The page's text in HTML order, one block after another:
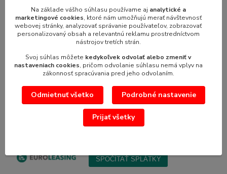
Stolné kutre Robot Coupe R2-R6
Na základe vášho súhlasu používame aj analytické a
marketingové cookies, ktoré nám umožňujú merať návštevnosť
webovej stránky, analyzovať správanie používateľov, zobrazovať
personalizovaný obsah a relevantnú reklamu prostredníctvom
nástrojov tretích strán.
Svoj súhlas môžete kedykoľvek odvolať alebo zmeniť v
nastaveniach cookies, pričom odvolanie súhlasu nemá vplyv na
zákonnosť spracúvania pred jeho odvolaním.
Odmietnuť všetko Podrobné nastavenie
Prijať všetky